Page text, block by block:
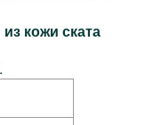
кожи ската